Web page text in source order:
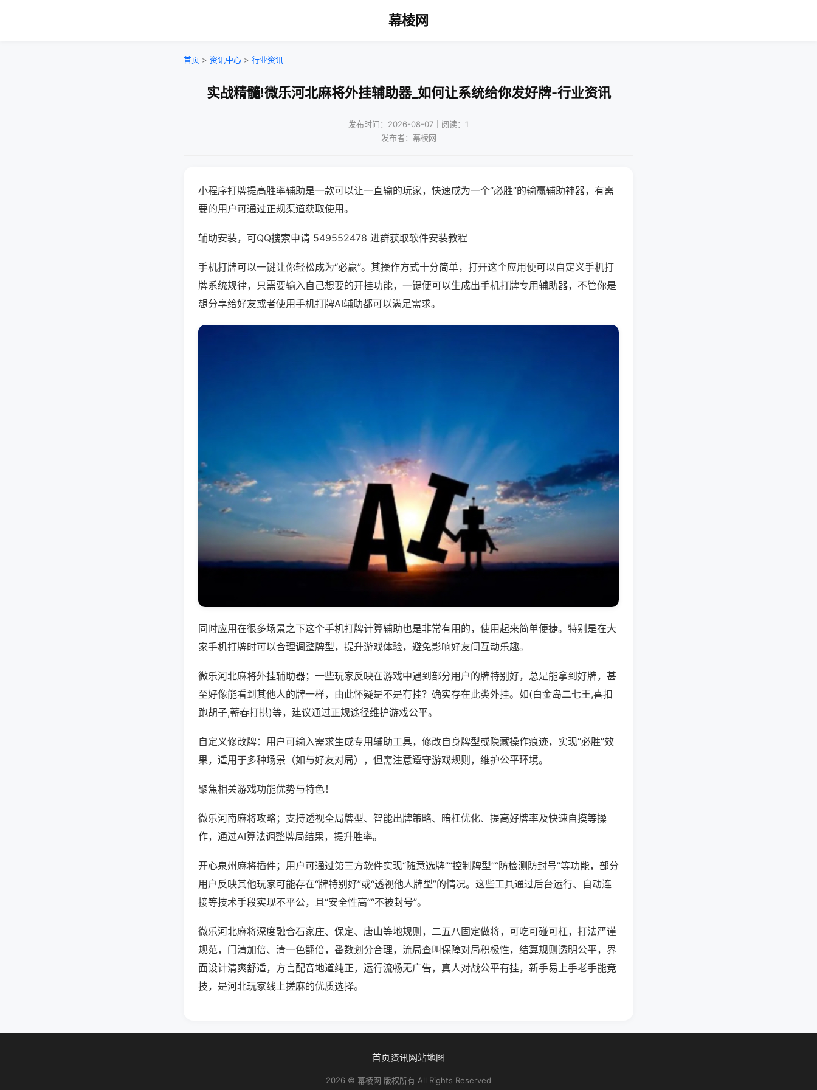
幕棱网
首页 > 资讯中心 > 行业资讯
实战精髓!微乐河北麻将外挂辅助器_如何让系统给你发好牌-行业资讯
发布时间：2026-08-07｜阅读：1
发布者：幕棱网
小程序打牌提高胜率辅助是一款可以让一直输的玩家，快速成为一个“必胜”的输赢辅助神器，有需
要的用户可通过正规渠道获取使用。
辅助安装，可QQ搜索申请 549552478 进群获取软件安装教程
手机打牌可以一键让你轻松成为“必赢”。其操作方式十分简单，打开这个应用便可以自定义手机打
牌系统规律，只需要输入自己想要的开挂功能，一键便可以生成出手机打牌专用辅助器，不管你是
想分享给好友或者使用手机打牌AI辅助都可以满足需求。
同时应用在很多场景之下这个手机打牌计算辅助也是非常有用的，使用起来简单便捷。特别是在大
家手机打牌时可以合理调整牌型，提升游戏体验，避免影响好友间互动乐趣。
微乐河北麻将外挂辅助器；一些玩家反映在游戏中遇到部分用户的牌特别好，总是能拿到好牌，甚
至好像能看到其他人的牌一样，由此怀疑是不是有挂？确实存在此类外挂。如(白金岛二七王,喜扣
跑胡子,蕲春打拱)等，建议通过正规途径维护游戏公平。
自定义修改牌：用户可输入需求生成专用辅助工具，修改自身牌型或隐藏操作痕迹，实现“必胜”效
果，适用于多种场景（如与好友对局），但需注意遵守游戏规则，维护公平环境。
聚焦相关游戏功能优势与特色！
微乐河南麻将攻略；支持透视全局牌型、智能出牌策略、暗杠优化、提高好牌率及快速自摸等操
作，通过AI算法调整牌局结果，提升胜率。
开心泉州麻将插件；用户可通过第三方软件实现“随意选牌”“控制牌型”“防检测防封号”等功能，部分
用户反映其他玩家可能存在“牌特别好”或“透视他人牌型”的情况。这些工具通过后台运行、自动连
接等技术手段实现不平公，且“安全性高”“不被封号”。
微乐河北麻将深度融合石家庄、保定、唐山等地规则，二五八固定做将，可吃可碰可杠，打法严谨
规范，门清加倍、清一色翻倍，番数划分合理，流局查叫保障对局积极性，结算规则透明公平，界
面设计清爽舒适，方言配音地道纯正，运行流畅无广告，真人对战公平有挂，新手易上手老手能竞
技，是河北玩家线上搓麻的优质选择。
首页资讯网站地图
2026 © 幕棱网 版权所有 All Rights Reserved